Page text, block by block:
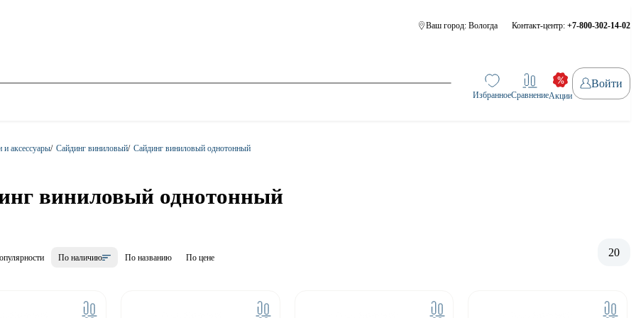
Ваш город: Вологда Контакт-центр: +7-800-302-14-02
ИзбранноеСравнениеАкции
Войти
и аксессуары/ Сайдинг виниловый/ Сайдинг виниловый однотонный
виниловый однотонный
По наличию По названию По цене 20